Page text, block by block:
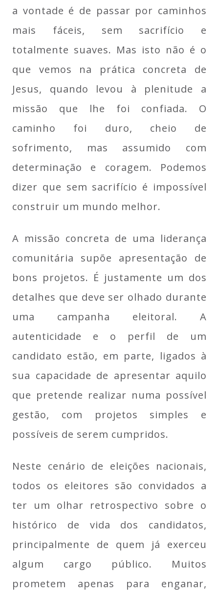
a vontade é de passar por caminhos
mais fáceis, sem sacrifício e
totalmente suaves. Mas isto não é o
que vemos na prática concreta de
Jesus, quando levou
à plenitude a
missão que lhe foi confiada. O
caminho foi duro, cheio de
sofrimento, mas assumido com
determinação e coragem. Podemos
dizer que sem sacrifício é impossível
construir um mundo melhor.
A missão concreta de uma liderança
comunitária supõe apresentação de
bons projetos. É justamente um dos
detalhes que deve ser olhado durante
uma campanha eleitoral. A
autenticidade e o perfil de um
candidato estão, em parte, ligados à
sua capacidade de apresentar aquilo
que pretende realizar numa possível
gestão, com projetos simples e
possíveis de serem cumpridos.
Neste cenário de eleições nacionais,
todos os eleitores são convidados a
ter um olhar retrospectivo sobre o
histórico de vida dos candidatos,
principalmente de quem já exerceu
algum cargo público. Muitos
prometem apenas para enganar,